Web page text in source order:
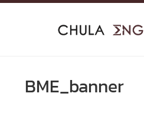
Skip
BME_banner